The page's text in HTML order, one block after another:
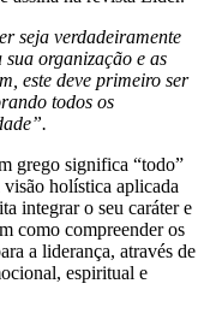
seja verdadeiramente
sua organização e as
este deve primeiro ser
todos os
grego significa “todo”
holística aplicada
integrar o seu caráter e
como compreender os
a liderança, através de
espiritual e